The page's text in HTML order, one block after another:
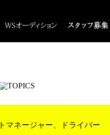
マネージャー、ドライバー